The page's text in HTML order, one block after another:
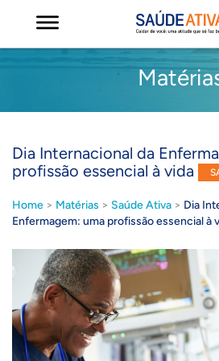
Dia Internacional da
profissão essencial à vida
Home > Matérias > Saúde Ativa > Dia
Enfermagem: uma profissão essencial à